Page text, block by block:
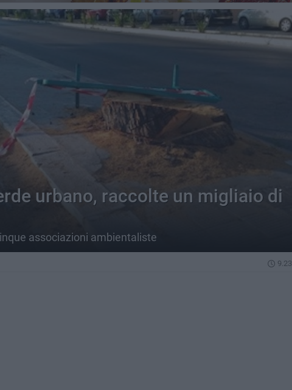
urbano, raccolte un migliaio di
associazioni ambientaliste
9.23